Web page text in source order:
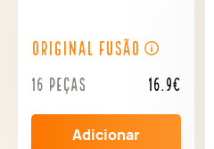
Original Fusão
16 peças 16.9€
Adicionar